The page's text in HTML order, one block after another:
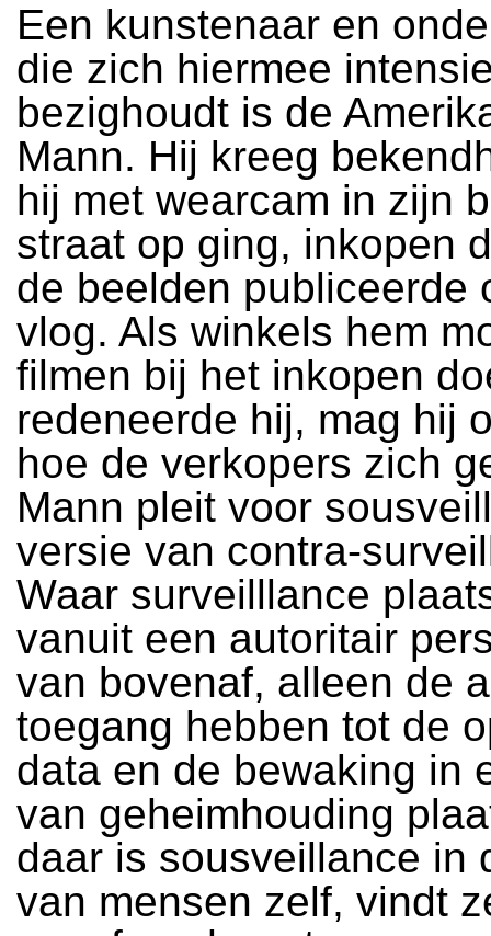
Een kunstenaar en
die zich hiermee
bezighoudt is de
Mann. Hij kreeg
hij met wearcam in zijn
straat op ging, inkopen
de beelden publiceerde
vlog. Als winkels hem
filmen bij het inkopen
redeneerde hij, mag hij
hoe de verkopers zich
Mann pleit voor
versie van contra-
Waar surveilllance
vanuit een autoritair
van bovenaf, alleen de
toegang hebben tot de
data en de bewaking in
van geheimhouding
daar is sousveillance in
van mensen zelf, vindt